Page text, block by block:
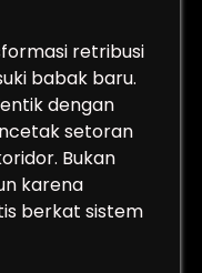
retribusi
babak baru.
dengan
setoran
Bukan
karena
berkat sistem